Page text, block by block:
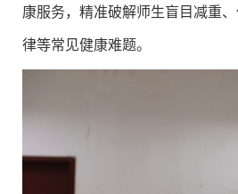
康服务，精准破解师生盲目减重
律等常见健康难题。